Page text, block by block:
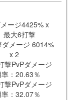
ージ4425% x
最大6打撃
メージ 6014%
x 2
撃PvPダメージ
：20.63％
撃PvPダメージ
：32.07％